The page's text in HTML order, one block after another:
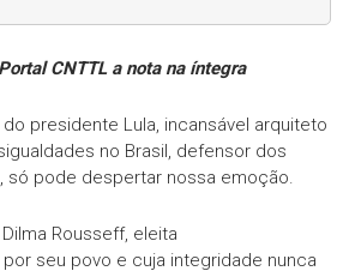
CNTTL a nota na íntegra
presidente Lula, incansável arquiteto
no Brasil, defensor dos
só pode despertar nossa emoção.
Rousseff, eleita
seu povo e cuja integridade nunca